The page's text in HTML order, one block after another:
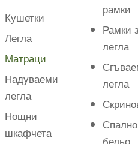
Кушетки
Легла
Матраци
Надуваеми
легла
Нощни
шкафчета
рамки
Рамки
легла
легла
Спално
бельо